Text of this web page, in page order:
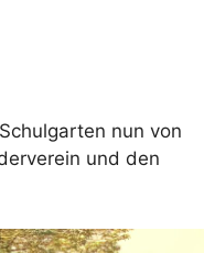
nun von
und den